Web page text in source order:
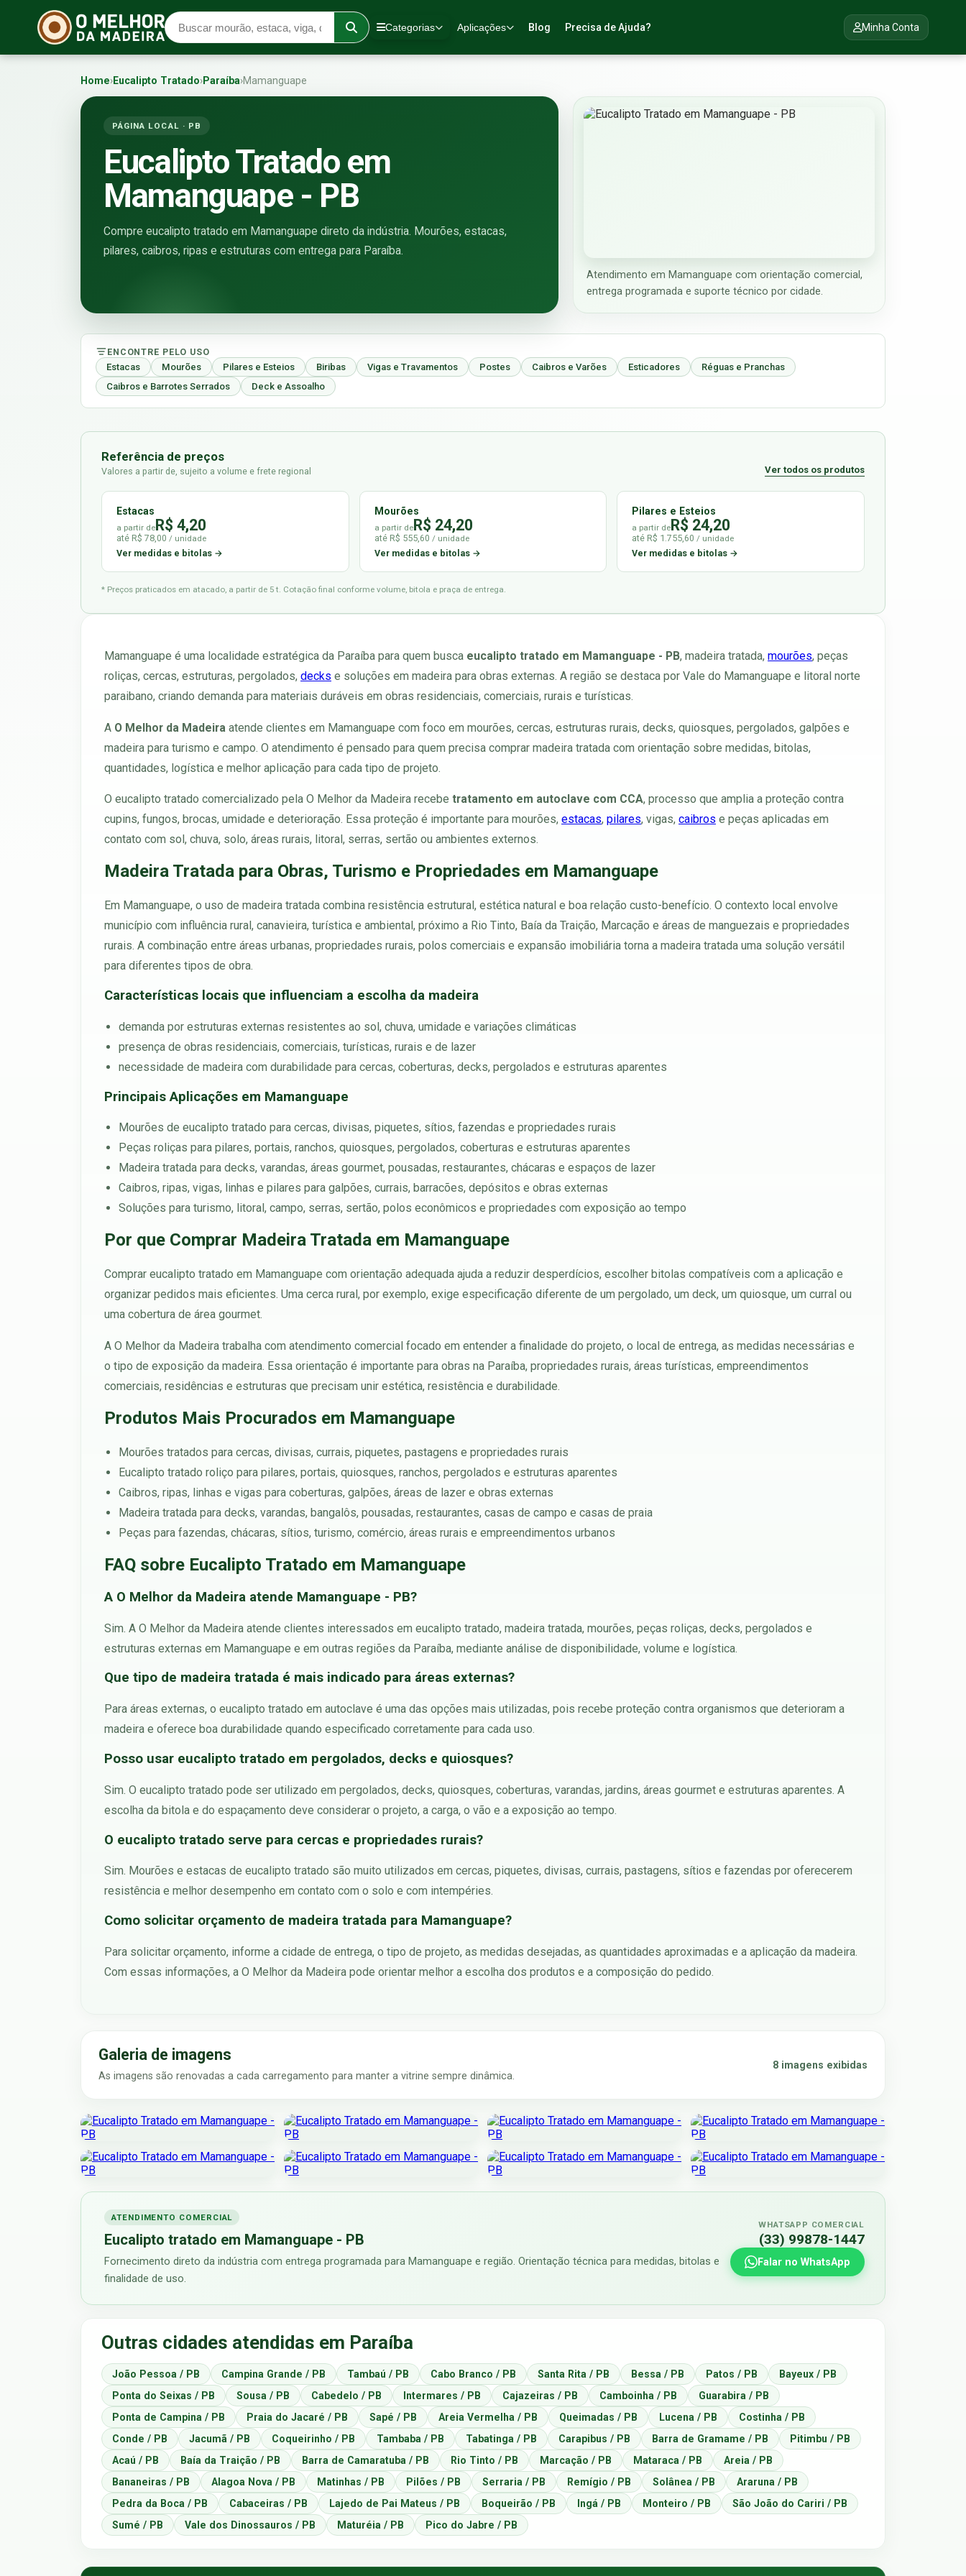
Categorias Aplicações Blog Precisa de Ajuda? Minha Conta
Home›Eucalipto Tratado›Paraíba›Mamanguape
PÁGINA LOCAL · PB
Eucalipto Tratado em
Mamanguape - PB
Compre eucalipto tratado em Mamanguape direto da indústria. Mourões, estacas,
pilares, caibros, ripas e estruturas com entrega para Paraíba.
Atendimento em Mamanguape com orientação comercial,
entrega programada e suporte técnico por cidade.
ENCONTRE PELO USO
Estacas
Mourões Pilares e Esteios Biribas Vigas e Travamentos Postes Caibros e Varões Esticadores
Réguas e Pranchas
Caibros e Barrotes Serrados
Deck e Assoalho
Referência de preços
Valores a partir de, sujeito a volume e frete regional Ver todos os produtos
Estacas
a partir deR$ 4,20
até R$ 78,00 / unidade
Ver medidas e bitolas →
Mourões
a partir deR$ 24,20
até R$ 555,60 / unidade
Ver medidas e bitolas →
Pilares e Esteios
a partir deR$ 24,20
até R$ 1.755,60/ unidade
Ver medidas e bitolas →
* Preços praticados em atacado, a partir de 5 t. Cotação final conforme volume, bitola e praça de entrega.
Mamanguape é uma localidade estratégica da Paraíba para quem busca eucalipto tratado em Mamanguape - PB, madeira tratada, mourões, peças
roliças, cercas, estruturas, pergolados, decks e soluções em madeira para obras externas. A região se destaca por Vale do Mamanguape e litoral norte
paraibano, criando demanda para materiais duráveis em obras residenciais, comerciais, rurais e turísticas.
A O Melhor da Madeira atende clientes em Mamanguape com foco em mourões, cercas, estruturas rurais, decks, quiosques, pergolados, galpões e
madeira para turismo e campo. O atendimento é pensado para quem precisa comprar madeira tratada com orientação sobre medidas, bitolas,
quantidades, logística e melhor aplicação para cada tipo de projeto.
O eucalipto tratado comercializado pela O Melhor da Madeira recebe tratamento em autoclave com CCA, processo que amplia a proteção contra
cupins, fungos, brocas, umidade e deterioração. Essa proteção é importante para mourões, estacas, pilares, vigas, caibros e peças aplicadas em
contato com sol, chuva, solo, áreas rurais, litoral, serras, sertão ou ambientes externos.
Madeira Tratada para Obras, Turismo e Propriedades em Mamanguape
Em Mamanguape, o uso de madeira tratada combina resistência estrutural, estética natural e boa relação custo-benefício. O contexto local envolve
município com influência rural, canavieira, turística e ambiental, próximo a Rio Tinto, Baía da Traição, Marcação e áreas de manguezais e propriedades
rurais. A combinação entre áreas urbanas, propriedades rurais, polos comerciais e expansão imobiliária torna a madeira tratada uma solução versátil
para diferentes tipos de obra.
Características locais que influenciam a escolha da madeira
demanda por estruturas externas resistentes ao sol, chuva, umidade e variações climáticas
presença de obras residenciais, comerciais, turísticas, rurais e de lazer
necessidade de madeira com durabilidade para cercas, coberturas, decks, pergolados e estruturas aparentes
Principais Aplicações em Mamanguape
Mourões de eucalipto tratado para cercas, divisas, piquetes, sítios, fazendas e propriedades rurais
Peças roliças para pilares, portais, ranchos, quiosques, pergolados, coberturas e estruturas aparentes
Madeira tratada para decks, varandas, áreas gourmet, pousadas, restaurantes, chácaras e espaços de lazer
Caibros, ripas, vigas, linhas e pilares para galpões, currais, barracões, depósitos e obras externas
Soluções para turismo, litoral, campo, serras, sertão, polos econômicos e propriedades com exposição ao tempo
Por que Comprar Madeira Tratada em Mamanguape
Comprar eucalipto tratado em Mamanguape com orientação adequada ajuda a reduzir desperdícios, escolher bitolas compatíveis com a aplicação e
organizar pedidos mais eficientes. Uma cerca rural, por exemplo, exige especificação diferente de um pergolado, um deck, um quiosque, um curral ou
uma cobertura de área gourmet.
A O Melhor da Madeira trabalha com atendimento comercial focado em entender a finalidade do projeto, o local de entrega, as medidas necessárias e
o tipo de exposição da madeira. Essa orientação é importante para obras na Paraíba, propriedades rurais, áreas turísticas, empreendimentos
comerciais, residências e estruturas que precisam unir estética, resistência e durabilidade.
Produtos Mais Procurados em Mamanguape
Mourões tratados para cercas, divisas, currais, piquetes, pastagens e propriedades rurais
Eucalipto tratado roliço para pilares, portais, quiosques, ranchos, pergolados e estruturas aparentes
Caibros, ripas, linhas e vigas para coberturas, galpões, áreas de lazer e obras externas
Madeira tratada para decks, varandas, bangalôs, pousadas, restaurantes, casas de campo e casas de praia
Peças para fazendas, chácaras, sítios, turismo, comércio, áreas rurais e empreendimentos urbanos
FAQ sobre Eucalipto Tratado em Mamanguape
A O Melhor da Madeira atende Mamanguape - PB?
Sim. A O Melhor da Madeira atende clientes interessados em eucalipto tratado, madeira tratada, mourões, peças roliças, decks, pergolados e
estruturas externas em Mamanguape e em outras regiões da Paraíba, mediante análise de disponibilidade, volume e logística.
Que tipo de madeira tratada é mais indicado para áreas externas?
Para áreas externas, o eucalipto tratado em autoclave é uma das opções mais utilizadas, pois recebe proteção contra organismos que deterioram a
madeira e oferece boa durabilidade quando especificado corretamente para cada uso.
Posso usar eucalipto tratado em pergolados, decks e quiosques?
Sim. O eucalipto tratado pode ser utilizado em pergolados, decks, quiosques, coberturas, varandas, jardins, áreas gourmet e estruturas aparentes. A
escolha da bitola e do espaçamento deve considerar o projeto, a carga, o vão e a exposição ao tempo.
O eucalipto tratado serve para cercas e propriedades rurais?
Sim. Mourões e estacas de eucalipto tratado são muito utilizados em cercas, piquetes, divisas, currais, pastagens, sítios e fazendas por oferecerem
resistência e melhor desempenho em contato com o solo e com intempéries.
Como solicitar orçamento de madeira tratada para Mamanguape?
Para solicitar orçamento, informe a cidade de entrega, o tipo de projeto, as medidas desejadas, as quantidades aproximadas e a aplicação da madeira.
Com essas informações, a O Melhor da Madeira pode orientar melhor a escolha dos produtos e a composição do pedido.
Galeria de imagens
As imagens são renovadas a cada carregamento para manter a vitrine sempre dinâmica.
8 imagens exibidas
ATENDIMENTO COMERCIAL
Eucalipto tratado em Mamanguape - PB
Fornecimento direto da indústria com entrega programada para Mamanguape e região. Orientação técnica para medidas, bitolas e
finalidade de uso.
WHATSAPP COMERCIAL
(33) 99878-1447
Falar no WhatsApp
Outras cidades atendidas em Paraíba
João Pessoa / PB Campina Grande / PB Tambaú / PB Cabo Branco / PB Santa Rita / PB Bessa / PB Patos / PB
Bayeux / PB
Ponta do Seixas / PB
Sousa / PB Cabedelo / PB Intermares / PB Cajazeiras / PB Camboinha / PB
Guarabira / PB
Ponta de Campina / PB
Praia do Jacaré / PB Sapé / PB Areia Vermelha / PB Queimadas / PB Lucena / PB
Costinha / PB
Conde / PB
Jacumã / PB Coqueirinho / PB Tambaba / PB Tabatinga / PB Carapibus / PB Barra de Gramame / PB
Pitimbu / PB
Acaú / PB
Baía da Traição / PB Barra de Camaratuba / PB Rio Tinto / PB Marcação / PB Mataraca / PB
Areia / PB
Bananeiras / PB
Alagoa Nova / PB Matinhas / PB Pilões / PB Serraria / PB Remígio / PB Solânea / PB
Araruna / PB
Pedra da Boca / PB
Cabaceiras / PB Lajedo de Pai Mateus / PB Boqueirão / PB Ingá / PB Monteiro / PB
São João do Cariri / PB
Sumé / PB
Vale dos Dinossauros / PB Maturéia / PB Pico do Jabre / PB